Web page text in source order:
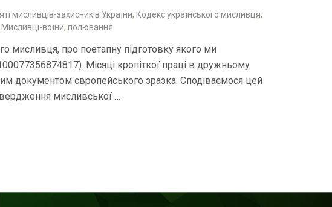
мисливців-захисників України, Кодекс українського мисливця,
Мисливці-воїни, полювання
мисливця, про поетапну підготовку якого ми
Місяці кропіткої праці в дружньому
документом європейського зразка. Сподіваємося цей
мисливської …